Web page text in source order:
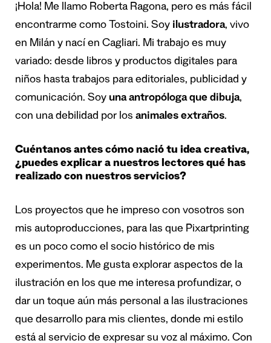
¡Hola! Me llamo Roberta Ragona, pero es más fácil
encontrarme como Tostoini. Soy ilustradora, vivo
en Milán y nací en Cagliari. Mi trabajo es muy
variado: desde libros y productos digitales para
niños hasta trabajos para editoriales, publicidad y
comunicación. Soy una antropóloga que dibuja,
con una debilidad por los animales extraños.
Cuéntanos antes cómo nació tu idea creativa,
¿puedes explicar a nuestros lectores qué has
realizado con nuestros servicios?
Los proyectos que he impreso con vosotros son
mis autoproducciones, para las que Pixartprinting
es un poco como el socio histórico de mis
experimentos. Me gusta explorar aspectos de la
ilustración en los que me interesa profundizar, o
dar un toque aún más personal a las ilustraciones
que desarrollo para mis clientes, donde mi estilo
está al servicio de expresar su voz al máximo. Con